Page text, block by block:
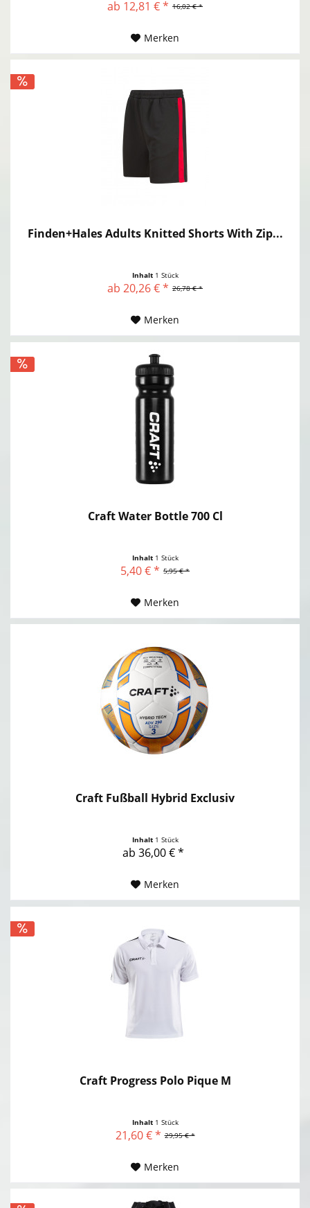
16,02 € *
ab 12,81 € *
Merken
Finden+Hales Adults Knitted Shorts With Zip...
Inhalt 1 Stück
26,78 € *
ab 20,26 € *
Merken
Craft Water Bottle 700 Cl
Inhalt 1 Stück
5,95 € *
5,40 € *
Merken
Craft Fußball Hybrid Exclusiv
Inhalt 1 Stück
ab 36,00 € *
Merken
Craft Progress Polo Pique M
Inhalt 1 Stück
29,95 € *
21,60 € *
Merken